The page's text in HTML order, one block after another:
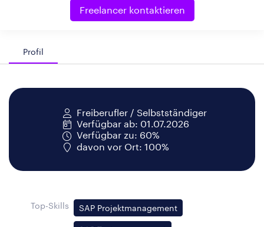
Freelancer kontaktieren
Profil
Freiberufler / Selbstständiger
Verfügbar ab: 01.07.2026
Verfügbar zu: 60%
davon vor Ort: 100%
Top-Skills SAP Projektmanagement